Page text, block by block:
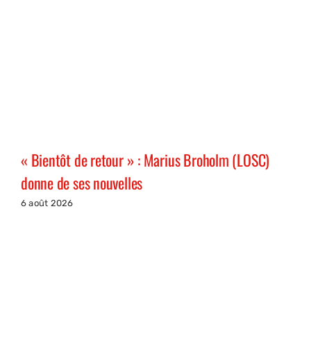
« Bientôt de retour » : Marius Broholm (LOSC)
donne de ses nouvelles
6 août 2026